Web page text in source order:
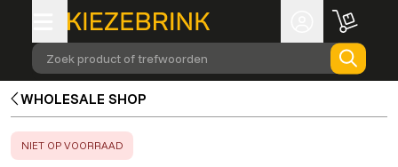
Zoek product of trefwoorden
WHOLESALE SHOP
ERROR:
NIET OP VOORRAAD